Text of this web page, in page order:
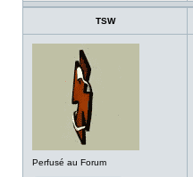
TSW
Perfusé au Forum